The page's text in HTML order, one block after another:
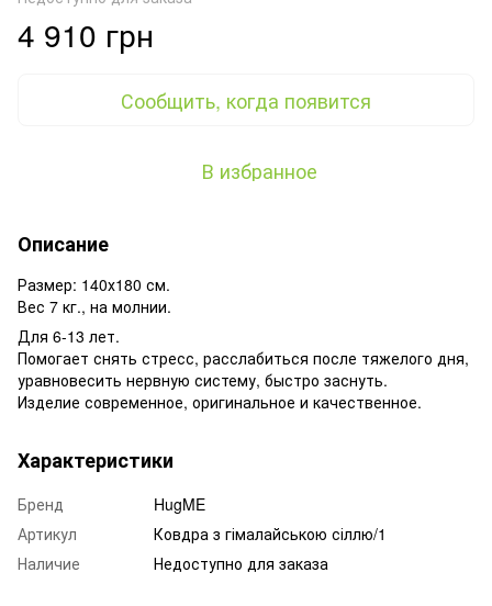
4 910 грн
Сообщить, когда появится
В избранное
Описание
Размер: 140х180 см.
Вес 7 кг., на молнии.
Для 6-13 лет.
Помогает снять стресс, расслабиться после тяжелого дня,
уравновесить нервную систему, быстро заснуть.
Изделие современное, оригинальное и качественное.
Характеристики
Бренд
HugME
Артикул
Ковдра з гімалайською сіллю/1
Наличие
Недоступно для заказа